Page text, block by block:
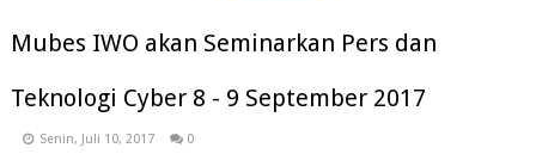
Mubes IWO akan Seminarkan Pers dan
Teknologi Cyber 8 - 9 September 2017
Senin, Juli 10, 2017 0